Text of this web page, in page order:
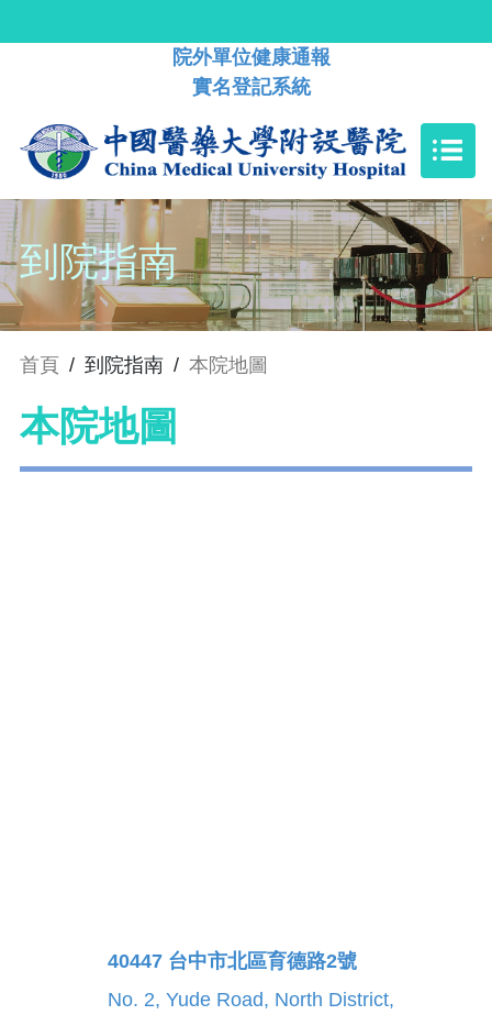
院外單位健康通報
實名登記系統
到院指南
首頁 / 到院指南 / 本院地圖
本院地圖
40447 台中市北區育德路2號
No. 2, Yude Road, North District,